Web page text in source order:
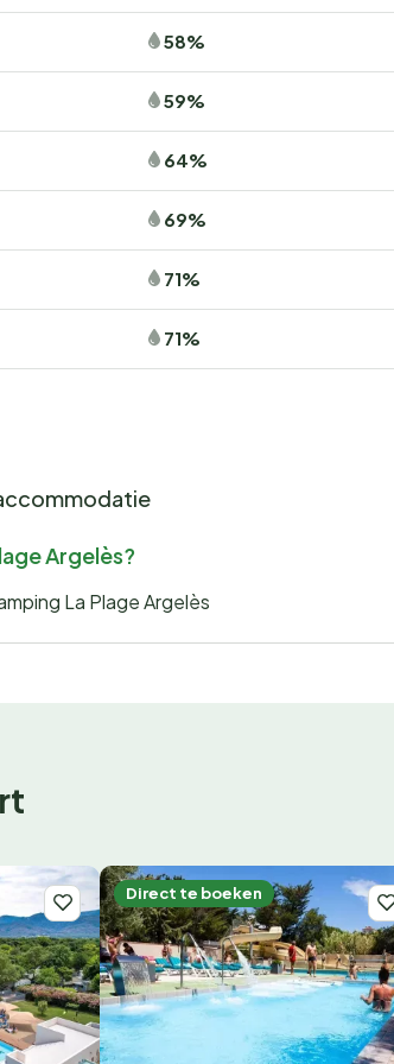
58%
59%
64%
69%
71%
71%
Argelès?
La Plage Argelès
Direct te boeken